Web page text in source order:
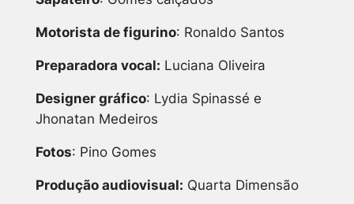
Motorista de figurino: Ronaldo Santos
Preparadora vocal: Luciana Oliveira
Designer gráfico: Lydia Spinassé e
Jhonatan Medeiros
Fotos: Pino Gomes
Produção audiovisual: Quarta Dimensão